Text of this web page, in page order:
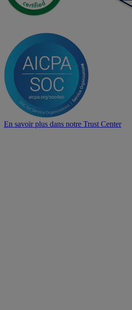
En savoir plus dans notre Trust Center